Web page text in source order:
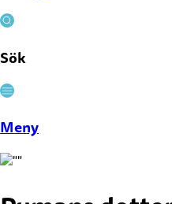
Sök
Stäng
Meny